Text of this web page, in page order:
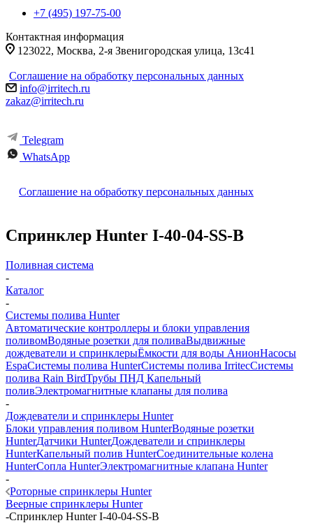
+7 (495) 197-75-00
Контактная информация
123022, Москва, 2-я Звенигородская улица, 13с41
Соглашение на обработку персональных данных
info@irritech.ru
zakaz@irritech.ru
Telegram
WhatsApp
Соглашение на обработку персональных данных
Спринклер Hunter I-40-04-SS-B
Поливная система
-
Каталог
-
Системы полива Hunter
Автоматические контроллеры и блоки управления
поливомВодяные розетки для поливаВыдвижные
дождеватели и спринклерыЁмкости для воды АнионНасосы
EspaСистемы полива HunterСистемы полива IrritecСистемы
полива Rain BirdТрубы ПНД Капельный
поливЭлектромагнитные клапаны для полива
-
Дождеватели и спринклеры Hunter
Блоки управления поливом HunterВодяные розетки
HunterДатчики HunterДождеватели и спринклеры
HunterКапельный полив HunterСоединительные колена
HunterСопла HunterЭлектромагнитные клапана Hunter
-
Роторные спринклеры Hunter
Веерные спринклеры Hunter
-Спринклер Hunter I-40-04-SS-B